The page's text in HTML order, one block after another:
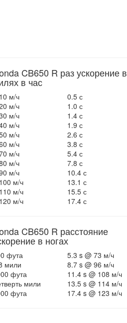
CB650 R раз ускорение в
в час
м/ч
0.5 с
м/ч
1.0 с
м/ч
1.4 с
м/ч
1.9 с
м/ч
2.6 с
м/ч
3.8 с
м/ч
5.4 с
м/ч
7.8 с
м/ч
10.4 с
м/ч
13.1 с
м/ч
15.5 с
м/ч
17.4 с
CB650 R расстояние
в ногах
фута
5.3 s @ 73 м/ч
мили
8.7 s @ 96 м/ч
фута
11.4 s @ 108 м/ч
мили
13.5 s @ 114 м/ч
фута
17.4 s @ 123 м/ч